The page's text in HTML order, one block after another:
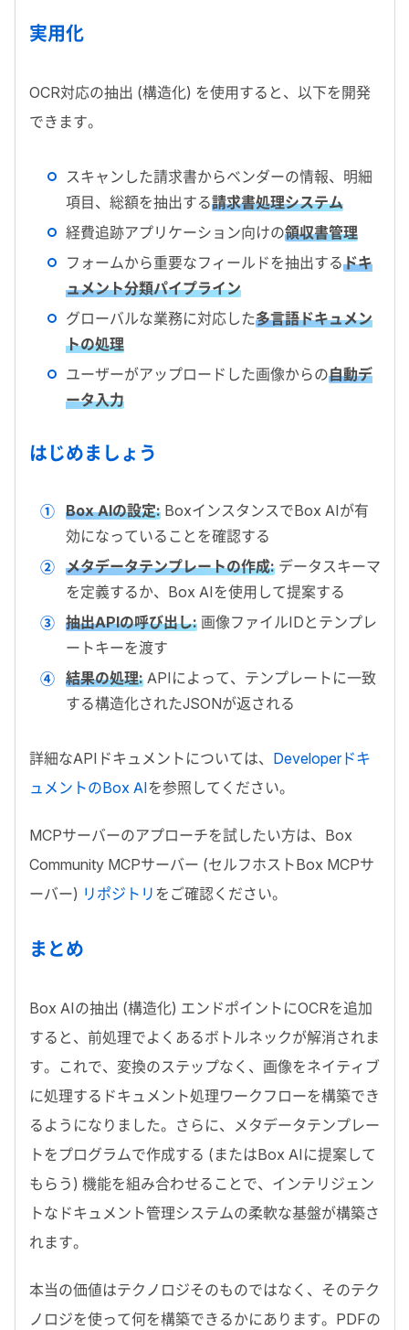
実用化
OCR対応の抽出 (構造化) を使用すると、以下を開発
できます。
スキャンした請求書からベンダーの情報、明細
項目、総額を抽出する請求書処理システム
経費追跡アプリケーション向けの領収書管理
フォームから重要なフィールドを抽出するドキ
ュメント分類パイプライン
グローバルな業務に対応した多言語ドキュメン
トの処理
ユーザーがアップロードした画像からの自動デ
ータ入力
はじめましょう
Box AIの設定: BoxインスタンスでBox AIが有
効になっていることを確認する
メタデータテンプレートの作成: データスキーマ
を定義するか、 Box AIを使用して提案する
抽出APIの呼び出し: 画像ファイルID とテンプレ
ートキーを渡す
結果の処理: API によって、テンプレートに一致
する構造化されたJSONが返される
詳細なAPI ドキュメントについては、 Developerドキ
ュメントのBox AIを参照してください。
MCPサーバーのアプローチを試したい方は、 Box
Community MCPサーバー (セルフホストBox MCPサ
ーバー) リポジトリ をご確認ください。
まとめ
Box AIの抽出 (構造化) エンドポイントにOCRを追加
すると、前処理でよくあるボトルネックが解消されま
す。これで、変換のステップなく、画像をネイティブ
に処理するドキュメント処理ワークフローを構築でき
るようになりました。さらに、メタデータテンプレー
トをプログラムで作成する (またはBox AI に提案して
もらう) 機能を組み合わせることで、インテリジェン
トなドキュメント管理システムの柔軟な基盤が構築さ
れます。
本当の価値はテクノロジそのものではなく、そのテク
ノロジを使って何を構築できるかにあります。 PDFの